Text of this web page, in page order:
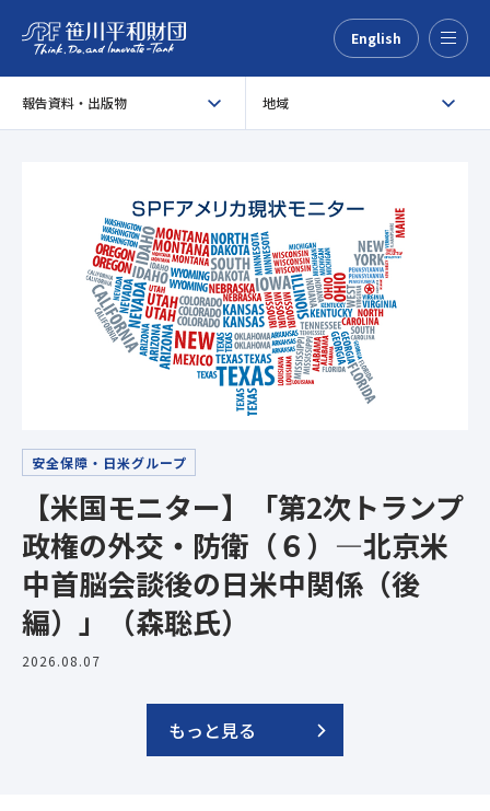
English
報告資料・出版物
地域
安全保障・日米グループ
【米国モニター】「第2次トランプ
政権の外交・防衛（６）―北京米
中首脳会談後の日米中関係（後
編）」（森聡氏）
2026.08.07
もっと見る